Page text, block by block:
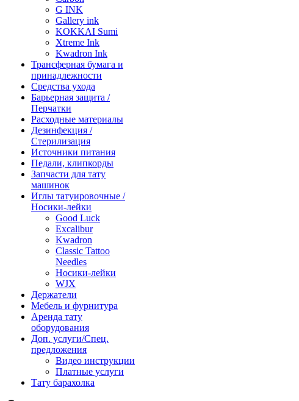
G INK
Gallery ink
KOKKAI Sumi
Xtreme Ink
Kwadron Ink
Трансферная бумага и
принадлежности
Средства ухода
Барьерная защита /
Перчатки
Расходные материалы
Дезинфекция /
Стерилизация
Источники питания
Педали, клипкорды
Запчасти для тату
машинок
Иглы татуировочные /
Носики-лейки
Good Luck
Excalibur
Kwadron
Classic Tattoo
Needles
Носики-лейки
WJX
Держатели
Мебель и фурнитура
Аренда тату
оборудования
Доп. услуги/Спец.
предложения
Видео инструкции
Платные услуги
Тату барахолка